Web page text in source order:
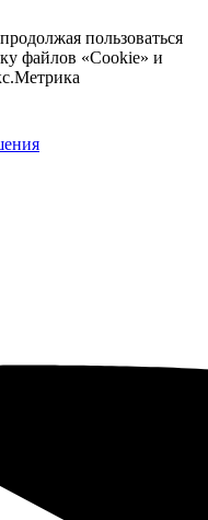
пользоваться
файлов «Cookie» и